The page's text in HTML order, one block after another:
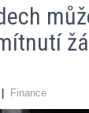
| Finance